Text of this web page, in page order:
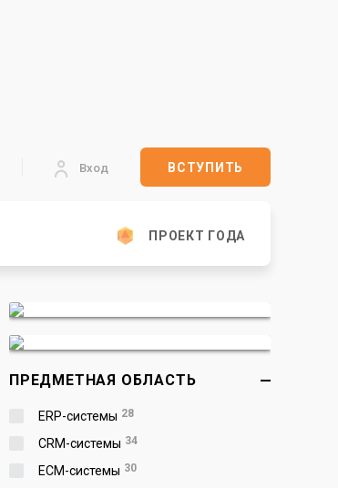
Вход ВСТУПИТЬ
ПРОЕКТ ГОДА
ПРЕДМЕТНАЯ ОБЛАСТЬ
ERP-системы 28
CRM-системы 34
ECM-системы 30